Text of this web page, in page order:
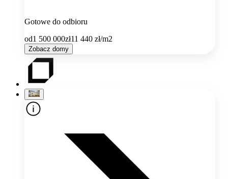
Gotowe do odbioru
od1 500 000zł11 440 zł/m2
Zobacz domy